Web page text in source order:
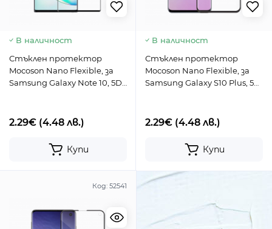
В наличност
Стъклен протектор
Mocoson Nano Flexible, за
Samsung Galaxy Note 10, 5D,
2.29€ (4.48 лв.)
Купи
В наличност
Стъклен протектор
Mocoson Nano Flexible, за
Samsung Galaxy S10 Plus, 5D,
2.29€ (4.48 лв.)
Купи
Код: 52541